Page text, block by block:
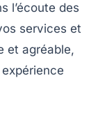
l’écoute des
services et
et agréable,